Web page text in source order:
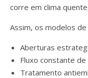
corre em clima
Assim, os modelos
Aberturas
Fluxo constante de
Tratamento